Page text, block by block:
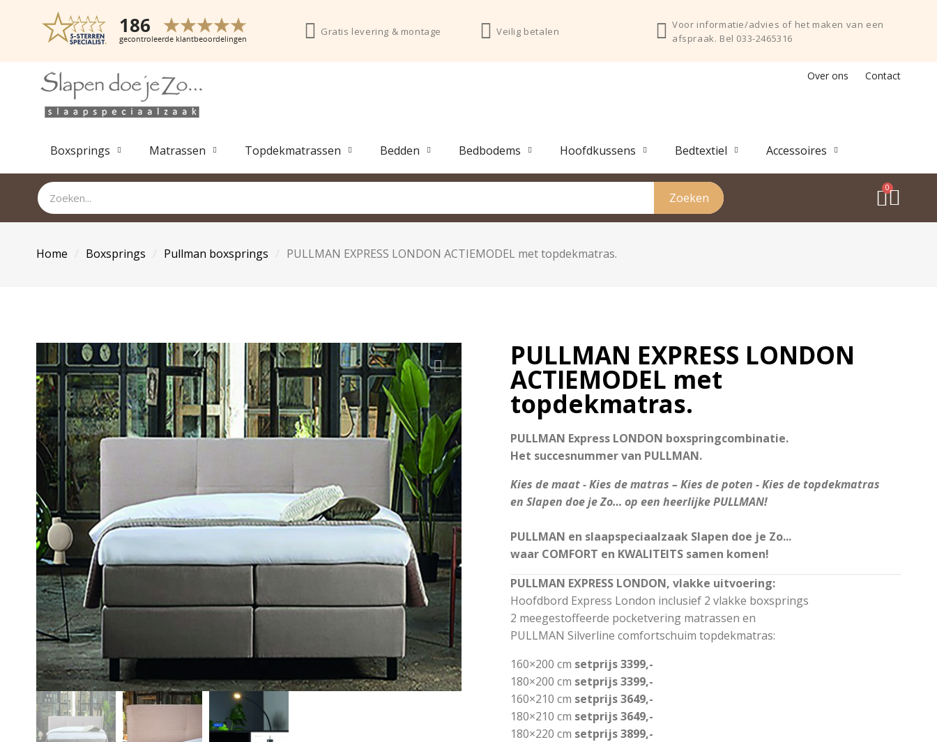
Gratis levering & montage Veilig betalen
Voor informatie/advies of het maken van een
afspraak. Bel 033-2465316
Over ons Contact
Boxsprings Matrassen Topdekmatrassen Bedden Bedbodems Hoofdkussens Bedtextiel Accessoires
Zoeken
Home Boxsprings Pullman boxsprings PULLMAN EXPRESS LONDON ACTIEMODEL met topdekmatras.
PULLMAN EXPRESS LONDON
ACTIEMODEL met
topdekmatras.
PULLMAN Express LONDON boxspringcombinatie.
Het succesnummer van PULLMAN.
Kies de maat - Kies de matras – Kies de poten - Kies de topdekmatras
en Slapen doe je Zo… op een heerlijke PULLMAN!
PULLMAN en slaapspeciaalzaak Slapen doe je Zo...
waar COMFORT en KWALITEITS samen komen!
PULLMAN EXPRESS LONDON, vlakke uitvoering:
Hoofdbord Express London inclusief 2 vlakke boxsprings
2 meegestoffeerde pocketvering matrassen en
PULLMAN Silverline comfortschuim topdekmatras:
160×200 cm setprijs3399,-
180×200 cm setprijs3399,-
160×210 cm setprijs3649,-
180×210 cm setprijs3649,-
180×220 cm setprijs3899,-